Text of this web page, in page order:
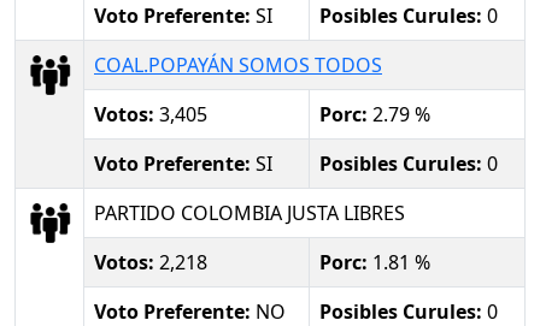
Voto Preferente: SI Posibles Curules: 0
COAL.POPAYÁN SOMOS TODOS
Votos: 3,405 Porc: 2.79 %
Voto Preferente: SI Posibles Curules: 0
PARTIDO COLOMBIA JUSTA LIBRES
Votos: 2,218 Porc: 1.81 %
Voto Preferente: NO Posibles Curules: 0